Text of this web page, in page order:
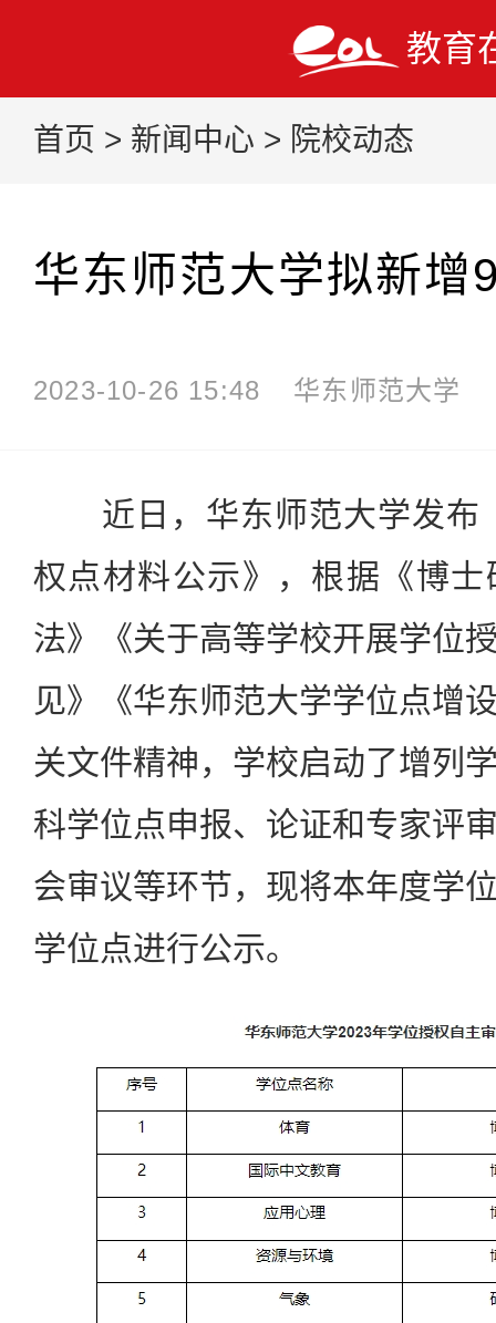
教育
首页 > 新闻中心 > 院校动态
华东师范大学拟新增
2023-10-26 15:48 华东师范大学
近日，华东师范大学发布
权点材料公示》，根据《博
法》《关于高等学校开展学位
见》《华东师范大学学位点增
关文件精神，学校启动了增列
科学位点申报、论证和专家评
会审议等环节，现将本年度学
学位点进行公示。